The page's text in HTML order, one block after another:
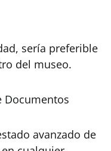
sería preferible
del museo.
Documentos
avanzado de